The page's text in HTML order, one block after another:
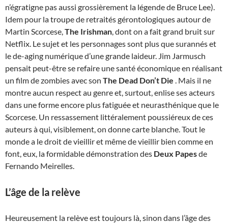
n’égratigne pas aussi grossièrement la légende de Bruce Lee).
Idem pour la troupe de retraités gérontologiques autour de
Martin Scorcese, The Irishman , dont on a fait grand bruit sur
Netflix. Le sujet et les personnages sont plus que surannés et
le de-aging numérique d’une grande laideur. Jim Jarmusch
pensait peut-être se refaire une santé économique en réalisant
un film de zombies avec son The Dead Don’t Die . Mais il ne
montre aucun respect au genre et, surtout, enlise ses acteurs
dans une forme encore plus fatiguée et neurasthénique que le
Scorcese. Un ressassement littéralement poussiéreux de ces
auteurs à qui, visiblement, on donne carte blanche. Tout le
monde a le droit de vieillir et même de vieillir bien comme en
font, eux, la formidable démonstration des Deux Papesde
Fernando Meirelles.
L’âge de la relève
Heureusement la relève est toujours là, sinon dans l’âge des